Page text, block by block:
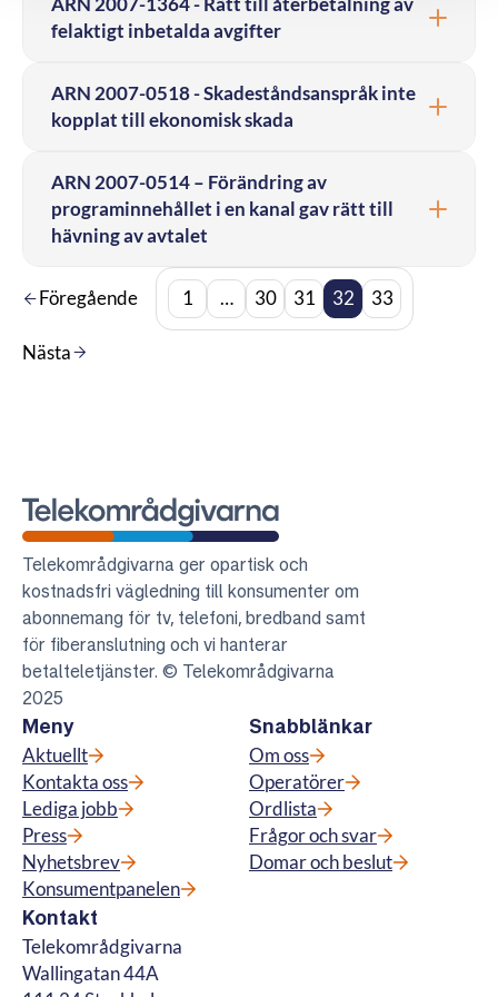
felaktigt inbetalda avgifter
ARN 2007-0518 - Skadeståndsanspråk inte
kopplat till ekonomisk skada
ARN 2007-0514 – Förändring av
programinnehållet i en kanal gav rätt till
hävning av avtalet
Föregående 1 … 30 31 32 33
Nästa
Telekområdgivarna
Telekområdgivarna ger opartisk och
kostnadsfri vägledning till konsumenter om
abonnemang för tv, telefoni, bredband samt
för fiberanslutning och vi hanterar
betalteletjänster. © Telekområdgivarna
2025
Meny
Aktuellt
Kontakta oss
Lediga jobb
Press
Nyhetsbrev
Konsumentpanelen
Snabblänkar
Om oss
Operatörer
Ordlista
Frågor och svar
Domar och beslut
Kontakt
Telekområdgivarna
Wallingatan 44A